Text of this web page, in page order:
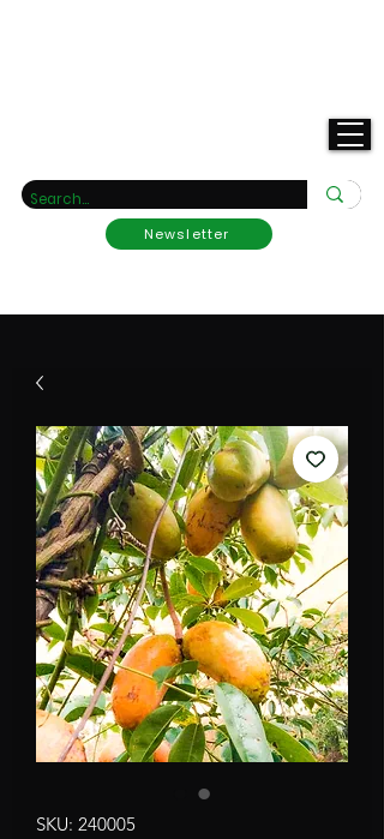
Newsletter
SKU: 240005